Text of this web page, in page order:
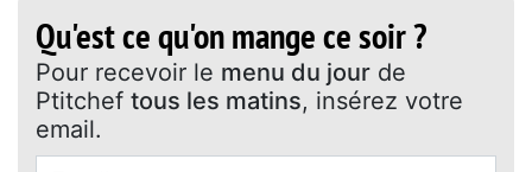
Qu'est ce qu'on mange ce soir ?
Pour recevoir le menu du jour de
Ptitchef tous les matins, insérez votre
email.